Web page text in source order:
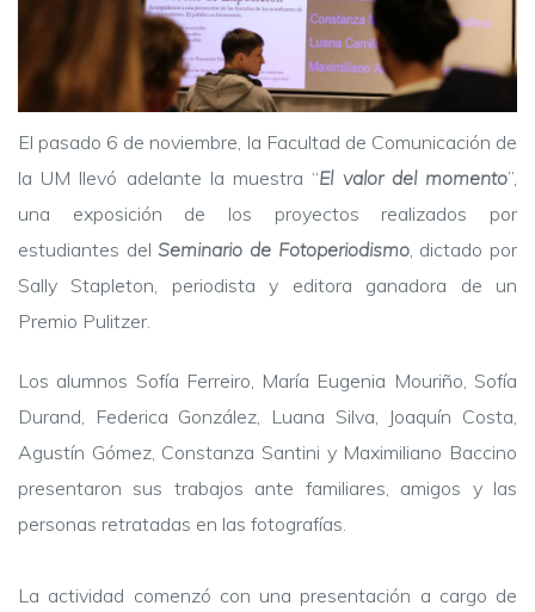
El pasado 6 de noviembre, la Facultad de Comunicación de
la UM llevó adelante la muestra “El valor del momento”,
una exposición de los proyectos realizados por
estudiantes delSeminario de Fotoperiodismo, dictado por
Sally Stapleton, periodista y editora ganadora de un
Premio Pulitzer.
Los alumnos Sofía Ferreiro, María Eugenia Mouriño, Sofía
Durand, Federica González, Luana Silva, Joaquín Costa,
Agustín Gómez, Constanza Santini y Maximiliano Baccino
presentaron sus trabajos ante familiares, amigos y las
personas retratadas en las fotografías.
La actividad comenzó con una presentación a cargo de